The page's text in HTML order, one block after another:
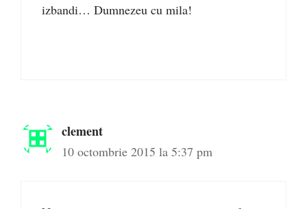
izbandi… Dumnezeu cu mila!
clement
10 octombrie 2015 la 5:37 pm